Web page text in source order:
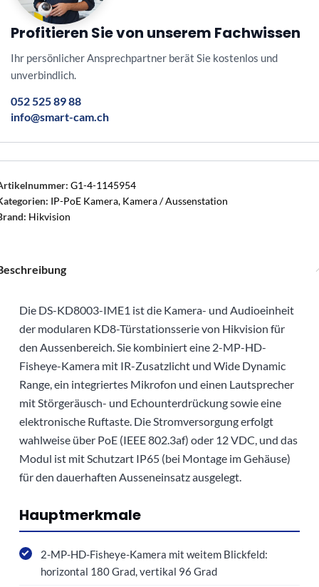
Profitieren Sie von unserem Fachwissen
Ihr persönlicher Ansprechpartner berät Sie kostenlos und
unverbindlich.
052 525 89 88
info@smart-cam.ch
G1-4-1145954
IP-PoE Kamera, Kamera / Aussenstation
Hikvision
Die DS-KD8003-IME1 ist die Kamera- und Audioeinheit
der modularen KD8-Türstationsserie von Hikvision für
den Aussenbereich. Sie kombiniert eine 2-MP-HD-
Fisheye-Kamera mit IR-Zusatzlicht und Wide Dynamic
Range, ein integriertes Mikrofon und einen Lautsprecher
mit Störgeräusch- und Echounterdrückung sowie eine
elektronische Ruftaste. Die Stromversorgung erfolgt
wahlweise über PoE (IEEE 802.3af) oder 12 VDC, und das
Modul ist mit Schutzart IP65 (bei Montage im Gehäuse)
für den dauerhaften Ausseneinsatz ausgelegt.
Hauptmerkmale
2-MP-HD-Fisheye-Kamera mit weitem Blickfeld:
horizontal 180 Grad, vertikal 96 Grad